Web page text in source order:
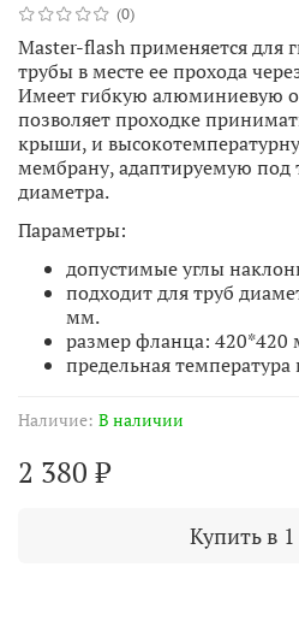
(0)
Наличие: В наличии
2 380 ₽
Купить в
Master-flash применяется для
трубы в месте ее прохода
Имеет гибкую алюминиевую
позволяет проходке
крыши, и
мембрану, адаптируемую под
диаметра.
Параметры:
допустимые углы
подходит для труб
мм.
размер фланца: 420*420
предельная